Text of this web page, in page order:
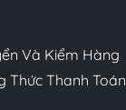
Và Kiểm Hàng
Thức Thanh Toán